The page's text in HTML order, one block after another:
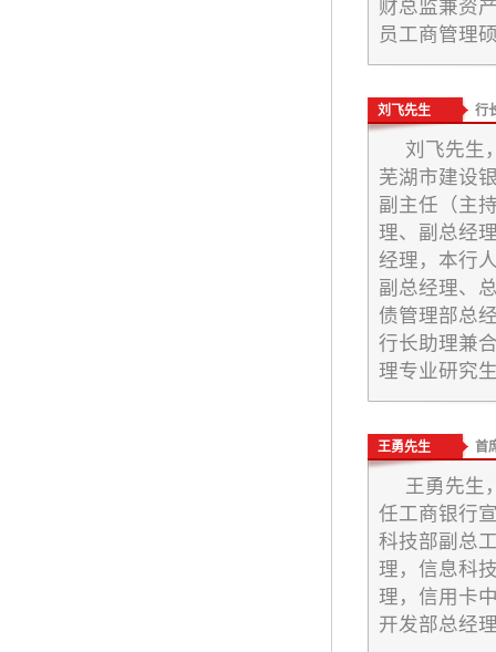
财总监兼资
员工商管理
刘飞先生 行
刘飞先生
芜湖市建设
副主任（主
理、副总经
经理，本行
副总经理、
债管理部总
行长助理兼
理专业研究
王勇先生 首
王勇先生
任工商银行
科技部副总
理，信息科
理，信用卡
开发部总经